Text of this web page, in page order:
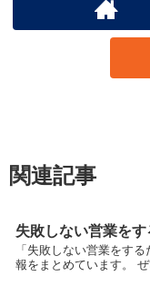
関連記事
失敗しない営業をす
「失敗しない営業をす
報をまとめています。